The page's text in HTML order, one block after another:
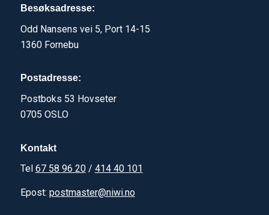
Besøksadresse:
Odd Nansens vei 5, Port 14-15
1360 Fornebu
Postadresse:
Postboks 53 Hovseter
0705 OSLO
Kontakt
Tel 67 58 96 20/ 414 40 101
Epost: postmaster@niwi.no